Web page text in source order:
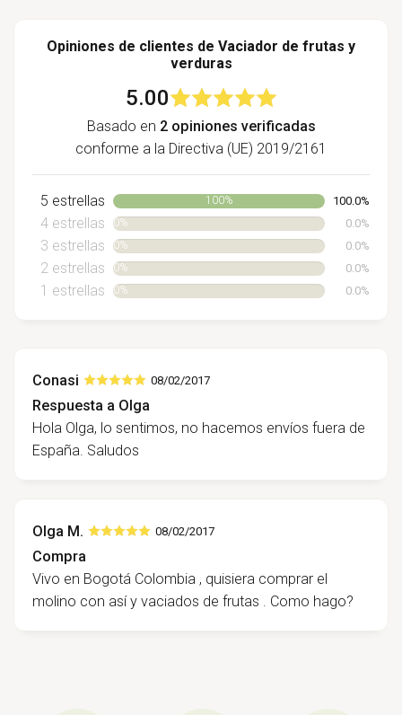
Opiniones de clientes de Vaciador de frutas y
verduras
5.00
Basado en 2 opiniones verificadas
conforme a la Directiva (UE) 2019/2161
5 estrellas 100% 100.0%
4 estrellas 0% 0.0%
3 estrellas 0% 0.0%
2 estrellas 0% 0.0%
1 estrellas 0% 0.0%
Conasi 08/02/2017
Respuesta a Olga
Hola Olga, lo sentimos, no hacemos envíos fuera de
España. Saludos
Olga M. 08/02/2017
Compra
Vivo en Bogotá Colombia , quisiera comprar el
molino con así y vaciados de frutas . Como hago?